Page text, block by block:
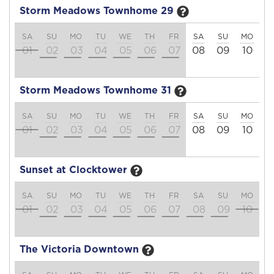
Storm Meadows Townhome 29
SA
01
SU
02
MO
03
TU
04
WE
05
TH
06
FR
07
SA
08
SU
09
MO
10
Storm Meadows Townhome 31
SA
01
SU
02
MO
03
TU
04
WE
05
TH
06
FR
07
SA
08
SU
09
MO
10
Sunset at Clocktower
SA
01
SU
02
MO
03
TU
04
WE
05
TH
06
FR
07
SA
08
SU
09
MO
10
The Victoria Downtown